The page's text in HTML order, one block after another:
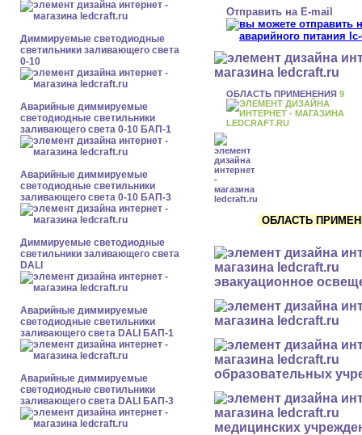
Диммируемые светодиодные
светильники заливающего света
0-10
Аварийные диммируемые
светодиодные светильники
заливающего света 0-10 БАП-1
Аварийные диммируемые
светодиодные светильники
заливающего света 0-10 БАП-3
Диммируемые светодиодные
светильники заливающего света
DALI
Аварийные диммируемые
светодиодные светильники
заливающего света DALI БАП-1
Аварийные диммируемые
светодиодные светильники
заливающего света DALI БАП-3
Отправить на E-mail
ОБЛАСТЬ ПРИМЕНЕНИЯ 9
ОБЛАСТЬ
эвакуационное
образовательных
медицинских